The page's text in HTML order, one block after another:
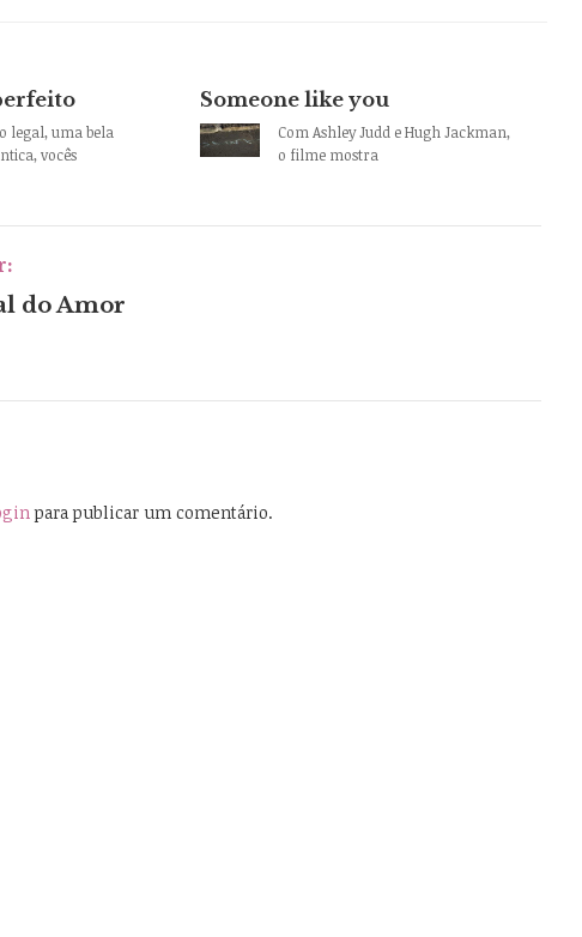
legal, uma bela
vocês
Someone like you
Com Ashley Judd e Hugh Jackman,
o filme mostra
do Amor
para publicar um comentário.